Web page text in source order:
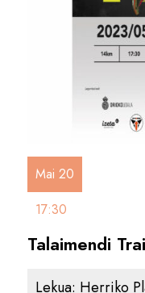
Mai 20
17:30
Talaimendi
Lekua: Herriko